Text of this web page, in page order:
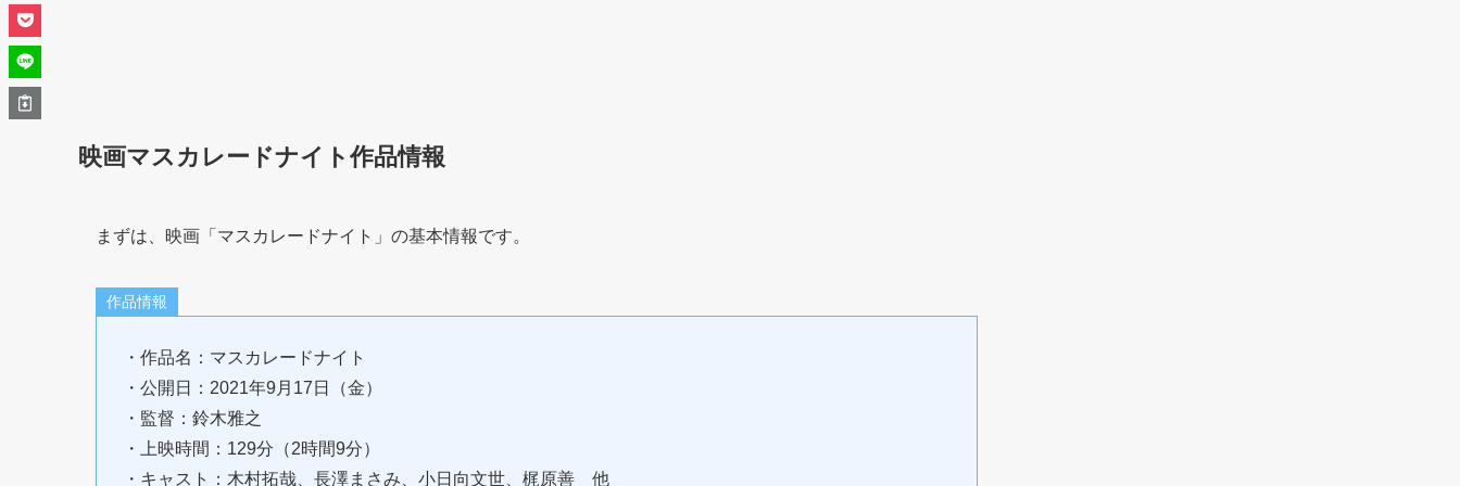
映画マスカレードナイト作品情報
まずは、映画「マスカレードナイト」の基本情報です。
作品情報
・作品名：マスカレードナイト
・公開日：2021年9月17日（金）
・監督：鈴木雅之
・上映時間：129分（2時間9分）
・キャスト：木村拓哉、長澤まさみ、小日向文世、梶原善 他